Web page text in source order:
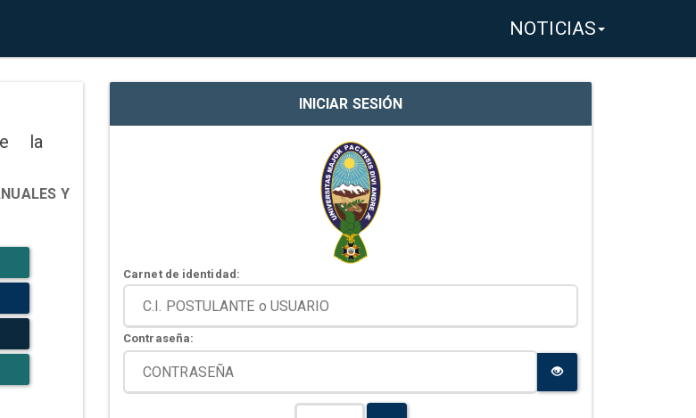
NOTICIAS
la
Y
INICIAR SESIÓN
Carnet de identidad:
Contraseña: